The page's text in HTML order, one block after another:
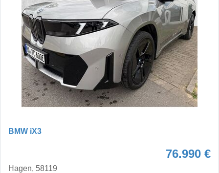
BMW iX3
76.990 €
Hagen, 58119